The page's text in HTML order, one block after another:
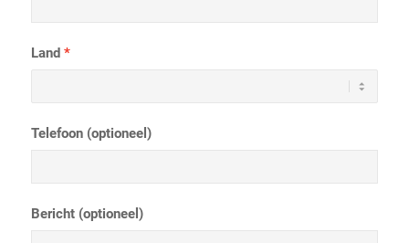
Land
Telefoon (optioneel)
Bericht (optioneel)